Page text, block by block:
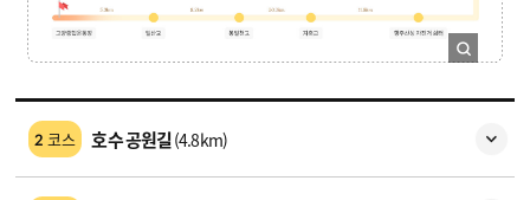
2 코스 호수 공원길(4.8km)